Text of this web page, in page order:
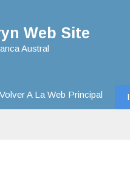
Web Site
Austral
Volver A La Web Principal